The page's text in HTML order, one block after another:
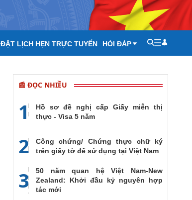
ĐẶT LỊCH HẸN TRỰC TUYẾN HỎI ĐÁP
📰 ĐỌC NHIỀU
1
Hồ sơ đề nghị cấp Giấy miễn thị
thực - Visa 5 năm
2
Công chứng/ Chứng thực chữ ký
trên giấy tờ để sử dụng tại Việt Nam
3
50 năm quan hệ Việt Nam-New
Zealand: Khởi đầu kỷ nguyên hợp
tác mới